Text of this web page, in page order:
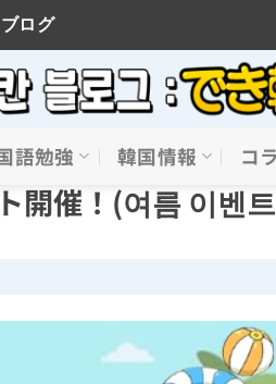
ログ
語勉強 韓国情報 コ
開催！(여름 이벤